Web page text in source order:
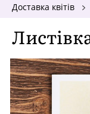
Доставка квітів